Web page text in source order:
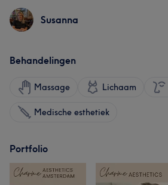
Susanna
Behandelingen
Massage Lichaam
Medische esthetiek
Portfolio